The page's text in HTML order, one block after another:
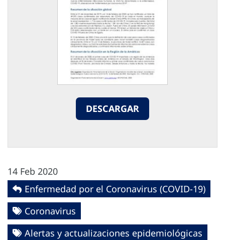
DESCARGAR
14 Feb 2020
Enfermedad por el Coronavirus ‎‎(COVID-19)‎
Coronavirus
Alertas y actualizaciones epidemiológicas